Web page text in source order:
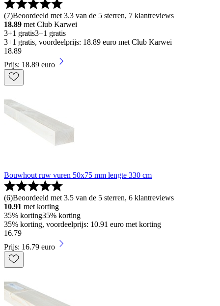
(7)Beoordeeld met 3.3 van de 5 sterren, 7 klantreviews
18.89 met Club Karwei
3+1 gratis3+1 gratis
3+1 gratis, voordeelprijs: 18.89 euro met Club Karwei
18.89
Prijs: 18.89 euro
Bouwhout ruw vuren 50x75 mm lengte 330 cm
(6)Beoordeeld met 3.5 van de 5 sterren, 6 klantreviews
10.91 met korting
35% korting35% korting
35% korting, voordeelprijs: 10.91 euro met korting
16.79
Prijs: 16.79 euro